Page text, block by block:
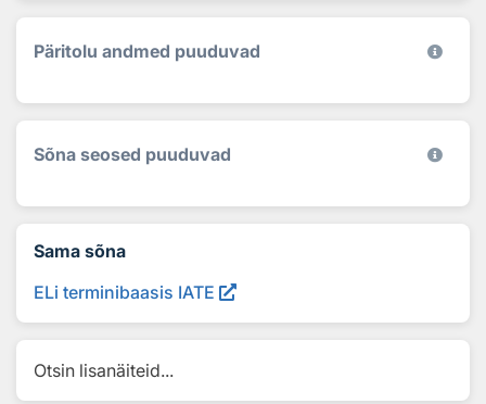
Päritolu andmed puuduvad
Sõna seosed puuduvad
Sama sõna
ELi terminibaasis IATE
Otsin lisanäiteid...